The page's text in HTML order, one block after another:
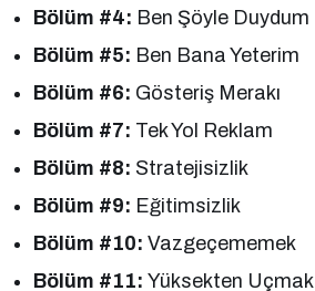
Bölüm #4: Ben Şöyle Duydum
Bölüm #5: Ben Bana Yeterim
Bölüm #6: Gösteriş Merakı
Bölüm #7: Tek Yol Reklam
Bölüm #8: Stratejisizlik
Bölüm #9: Eğitimsizlik
Bölüm #10:Vazgeçememek
Bölüm #11:Yüksekten Uçmak